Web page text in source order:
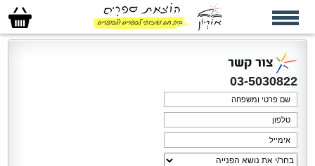
סל
הקניות
שלי
צור קשר
03-5030822